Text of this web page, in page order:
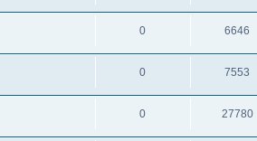
0 6646
0 7553
0 27780